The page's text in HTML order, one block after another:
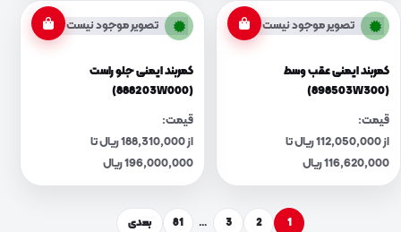
تصویر موجود نیست
کمربند ایمنی عقب وسط
(898503W300)
قیمت:
از 112,050,000 ریال تا
116,620,000 ریال
تصویر موجود نیست
کمربند ایمنی جلو راست
(888203W000)
قیمت:
از 188,310,000 ریال تا
196,000,000 ریال
1
2
3
…
81 بعدی